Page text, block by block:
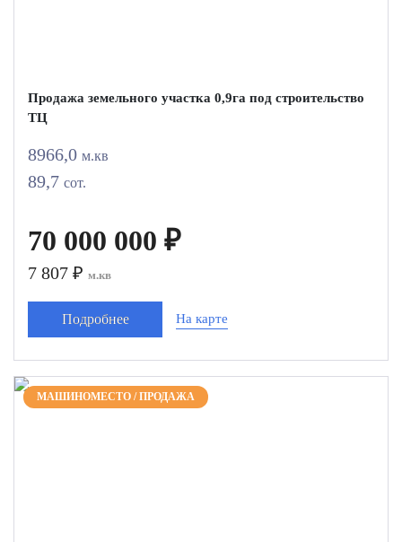
Продажа земельного участка 0,9га под строительство
ТЦ
8966,0 м.кв
89,7 сот.
70 000 000 ₽
7 807 ₽ м.кв
Подробнее На карте
МАШИНОМЕСТО / ПРОДАЖА